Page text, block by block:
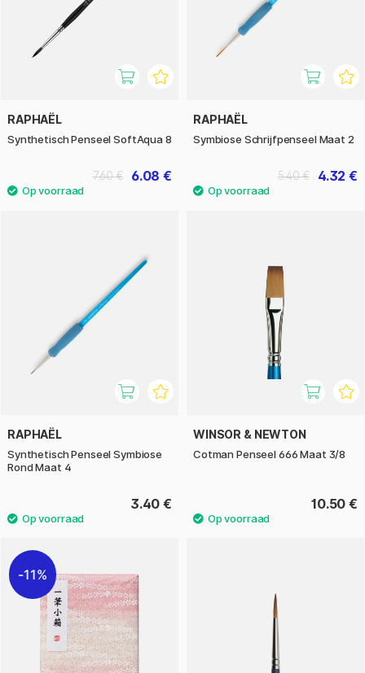
RAPHAËL
Synthetisch Penseel SoftAqua 8
6.08 €
7.60 €
RAPHAËL
Symbiose Schrijfpenseel Maat 2
4.32 €
5.40 €
RAPHAËL
Synthetisch Penseel Symbiose
Rond Maat 4
3.40 €
WINSOR & NEWTON
Cotman Penseel 666 Maat 3/8
10.50 €
11%